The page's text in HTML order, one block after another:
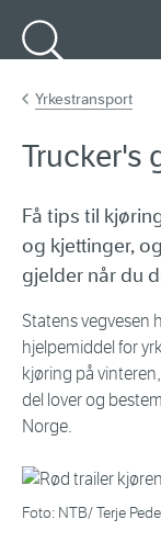
Yrkestransport
Trucker's
Få tips til
og kjettinger,
gjelder når du
Statens vegvesen
hjelpemiddel for
kjøring på
del lover og
Norge.
Foto: NTB/ Terje